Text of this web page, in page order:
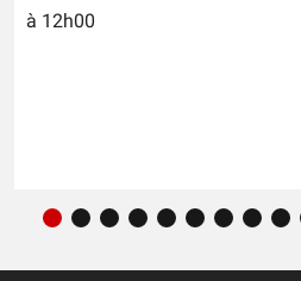
à 12h00